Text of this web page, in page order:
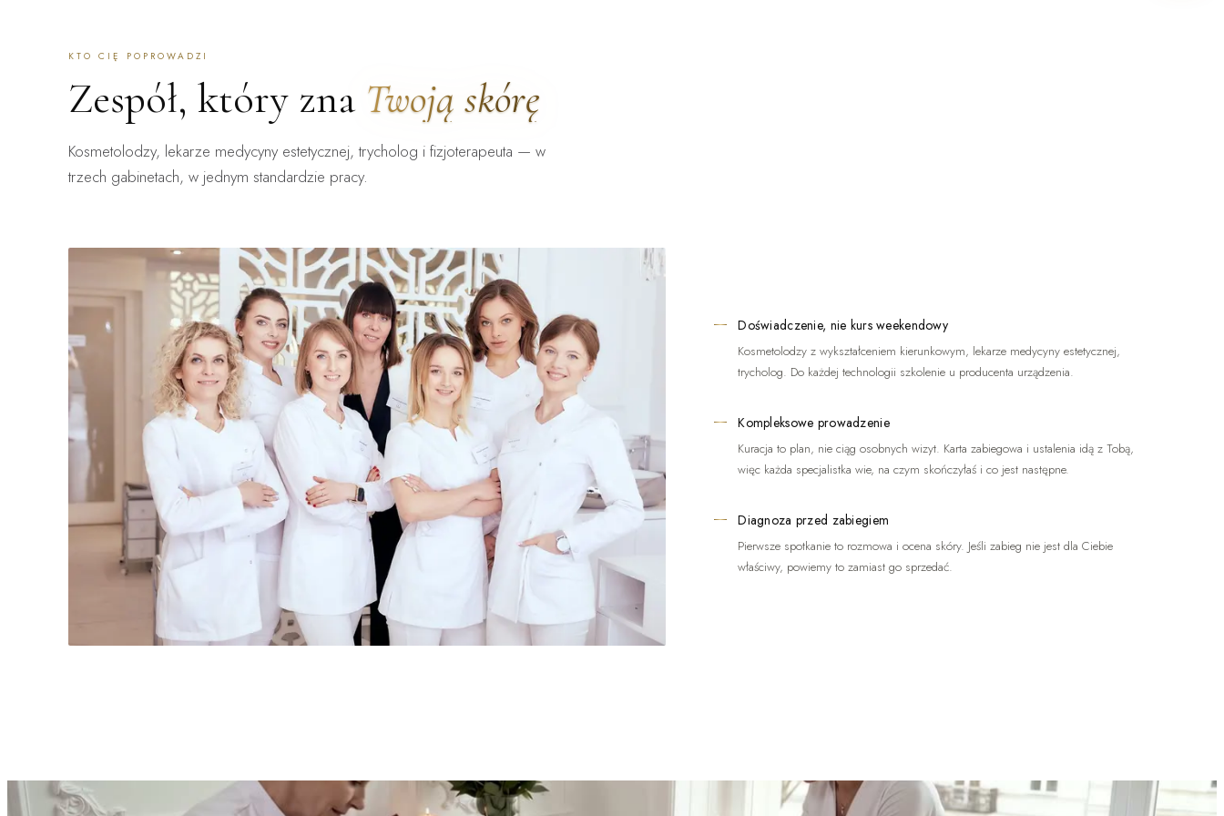
KTO CIĘ POPROWADZI
Zespół, który zna Twoją skórę
Kosmetolodzy, lekarze medycyny estetycznej, trycholog i fizjoterapeuta — w
trzech gabinetach, w jednym standardzie pracy.
Doświadczenie, nie kurs weekendowy
Kosmetolodzy z wykształceniem kierunkowym, lekarze medycyny estetycznej,
trycholog. Do każdej technologii szkolenie u producenta urządzenia.
Kompleksowe prowadzenie
Kuracja to plan, nie ciąg osobnych wizyt. Karta zabiegowa i ustalenia idą z Tobą,
więc każda specjalistka wie, na czym skończyłaś i co jest następne.
Diagnoza przed zabiegiem
Pierwsze spotkanie to rozmowa i ocena skóry. Jeśli zabieg nie jest dla Ciebie
właściwy, powiemy to zamiast go sprzedać.